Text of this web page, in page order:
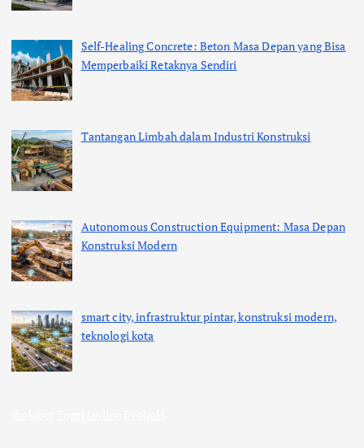
Self-Healing Concrete: Beton Masa Depan yang Bisa
Memperbaiki Retaknya Sendiri
Tantangan Limbah dalam Industri Konstruksi
Autonomous Construction Equipment: Masa Depan
Konstruksi Modern
smart city, infrastruktur pintar, konstruksi modern,
teknologi kota